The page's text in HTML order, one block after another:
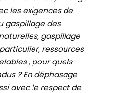
les exigences de
gaspillage des
gaspillage
ressources
, pour quels
? En déphasage
avec le respect de